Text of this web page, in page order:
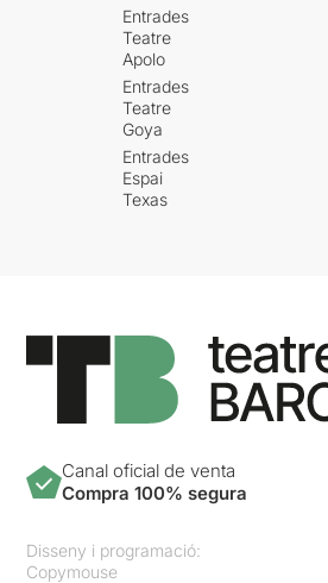
Entrades
Teatre
Apolo
Entrades
Teatre
Goya
Entrades
Espai
Texas
Canal oficial de venta
Compra 100% segura
Disseny i programació:
Copymouse